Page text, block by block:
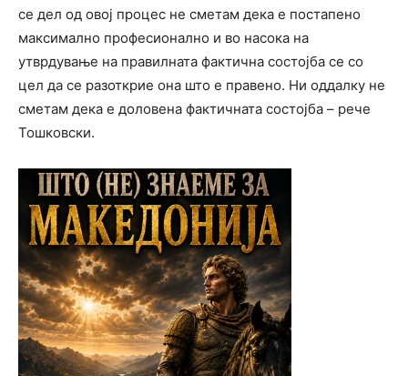
се дел од овој процес не сметам дека е постапено
максимално професионално и во насока на
утврдување на правилната фактична состојба се со
цел да се разоткрие она што е правено. Ни оддалку не
сметам дека е доловена фактичната состојба – рече
Тошковски.